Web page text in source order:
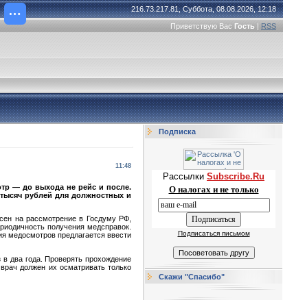
216.73.217.81, Суббота, 08.08.2026, 12:18
Приветствую Вас Гость | RSS
11:48
— до выхода не рейс и после.
рублей для должностных и
на рассмотрение в Госдуму РФ,
получения медсправок.
медосмотров предлагается ввести
два года. Проверять прохождение
должен их осматривать только
Подписка
Рассылки Subscribe.Ru
О налогах и не только
Подписаться письмом
Скажи "Спасибо"